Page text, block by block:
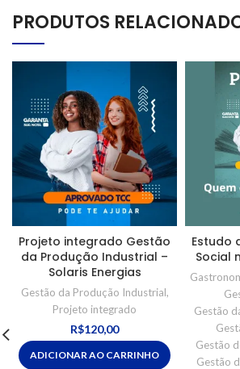
PRODUTOS
Projeto integrado Gestão
da Produção Industrial –
Solaris Energias
Gestão da Produção Industrial,
Projeto integrado
R$120,00
ADICIONAR AO CARRINHO
Estudo
Social
Gestão
Gestão
Gestão